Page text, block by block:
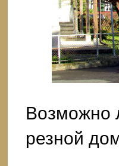
Возможно
резной